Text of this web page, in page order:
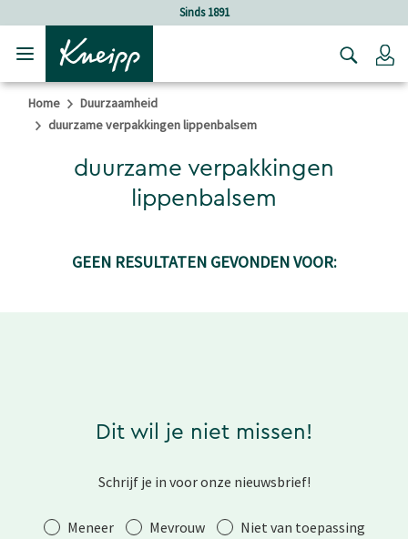
Verder gaan naar hoofdinhoud.Sinds 1891
Home
Duurzaamheid
duurzame verpakkingen lippenbalsem
duurzame verpakkingen
lippenbalsem
GEEN RESULTATEN GEVONDEN VOOR:
Dit wil je niet missen!
Schrijf je in voor onze nieuwsbrief!
AanhefMeneer Mevrouw Niet van toepassing